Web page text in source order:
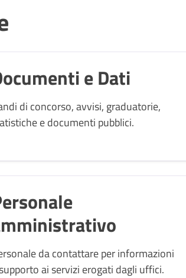
e Dati
di concorso, avvisi, graduatorie,
e documenti pubblici.
da contattare per informazioni
ai servizi erogati dagli uffici.